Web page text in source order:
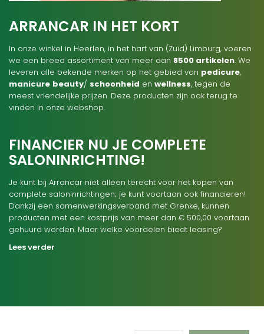
ARRANCAR IN HET KORT
In onze winkel in Heerlen, in het hart van (Zuid) Limburg, voeren
we een breed assortiment van meer dan 8500 artikelen. We
leveren alle bekende merken op het gebied van pedicure,
manicure beauty/ schoonheid en wellness, tegen de
meest vriendelijke prijzen. Deze producten zijn ook terug te
vinden in onze webshop.
FINANCIER NU JE COMPLETE
SALONINRICHTING!
Je kunt bij Arrancar niet alleen terecht voor het kopen van
complete saloninrichtingen; je kunt voortaan ook financieren!
Dankzij een samenwerkingsverband met Grenke, kunnen
producten met een kostprijs van meer dan € 500,00 voortaan
gehuurd worden. Maar welke voordelen biedt leasing?
Lees verder